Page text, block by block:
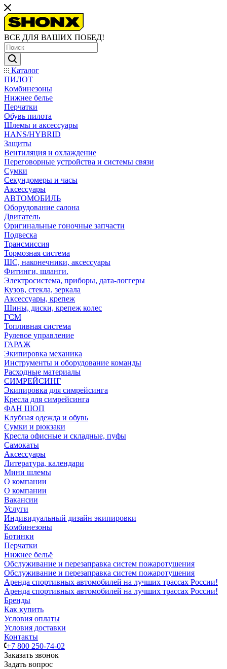
ВСЕ ДЛЯ ВАШИХ ПОБЕД!
Каталог
ПИЛОТ
Комбинезоны
Нижнее белье
Перчатки
Обувь пилота
Шлемы и аксессуары
HANS/HYBRID
Защиты
Вентиляция и охлаждение
Переговорные устройства и системы связи
Сумки
Секундомеры и часы
Аксессуары
АВТОМОБИЛЬ
Оборудование салона
Двигатель
Оригинальные гоночные запчасти
Подвеска
Трансмиссия
Тормозная система
ШС, наконечники, аксессуары
Фитинги, шланги.
Электросистема, приборы, дата-логгеры
Кузов, стекла, зеркала
Аксессуары, крепеж
Шины, диски, крепеж колес
ГСМ
Топливная система
Рулевое управление
ГАРАЖ
Экипировка механика
Инструменты и оборудование команды
Расходные материалы
СИМРЕЙСИНГ
Экипировка для симрейсинга
Кресла для симрейсинга
ФАН ШОП
Клубная одежда и обувь
Сумки и рюкзаки
Кресла офисные и складные, пуфы
Самокаты
Аксессуары
Литература, календари
Мини шлемы
О компании
О компании
Вакансии
Услуги
Индивидуальный дизайн экипировки
Комбинезоны
Ботинки
Перчатки
Нижнее бельё
Обслуживание и перезаправка систем пожаротушения
Обслуживание и перезаправка систем пожаротушения
Аренда спортивных автомобилей на лучших трассах России!
Аренда спортивных автомобилей на лучших трассах России!
Бренды
Как купить
Условия оплаты
Условия доставки
Контакты
+7 800 250-74-02
Заказать звонок
Задать вопрос